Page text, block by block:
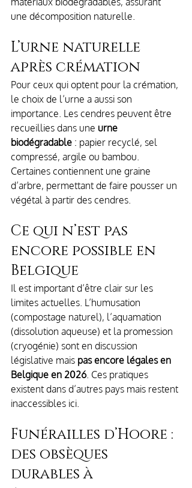
une décomposition naturelle.
L’urne naturelle
après crémation
Pour ceux qui optent pour la crémation,
le choix de l’urne a aussi son
importance. Les cendres peuvent être
recueillies dans une urne
biodégradable : papier recyclé, sel
compressé, argile ou bambou.
Certaines contiennent une graine
d’arbre, permettant de faire pousser un
végétal à partir des cendres.
Ce qui n’est pas
encore possible en
Belgique
Il est important d’être clair sur les
limites actuelles. L’humusation
(compostage naturel), l’aquamation
(dissolution aqueuse) et la promession
(cryogénie) sont en discussion
législative mais pas encore légales en
Belgique en 2026. Ces pratiques
existent dans d’autres pays mais restent
inaccessibles ici.
Funérailles d’Hoore :
des obsèques
durables à